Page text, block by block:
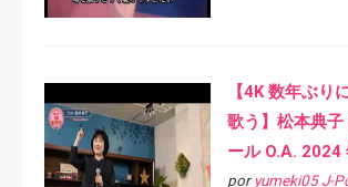
【4K 数年ぶり
歌う】松本典子
ール O.A. 2024
por yumeki05 J-